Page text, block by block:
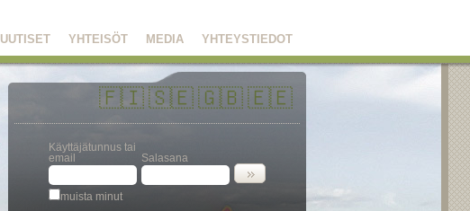
YHTEYSTIEDOT
MEDIA
YHTEISÖT
UUTISET
🇫🇮🇸🇪🇬🇧🇪🇪
Käyttäjätunnus tai
email
Salasana
muista minut